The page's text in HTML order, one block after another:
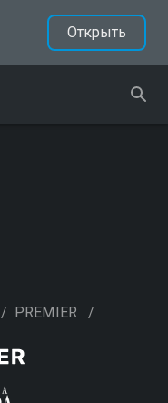
Открыть
/ PREMIER /